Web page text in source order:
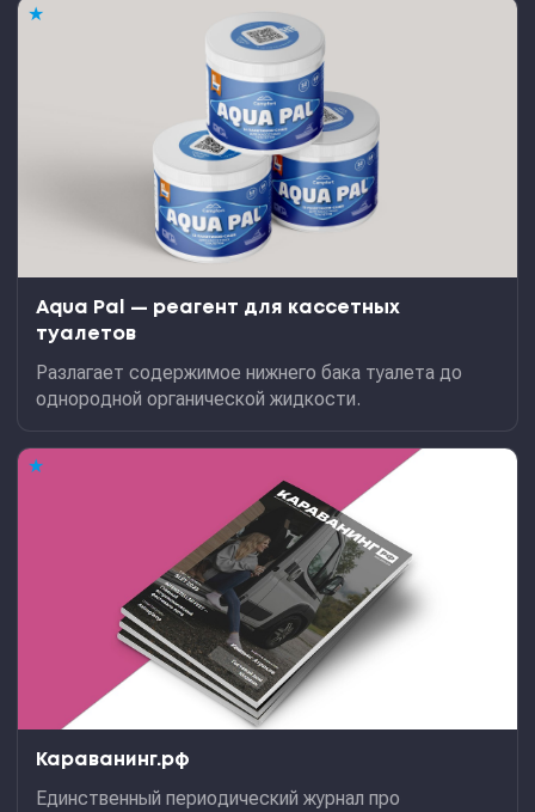
★
Aqua Pal — pеагент для кассетных
туалетов
Разлагает содержимое нижнего бака туалета до
однородной органической жидкости.
★
Караванинг.рф
Единственный периодический журнал про